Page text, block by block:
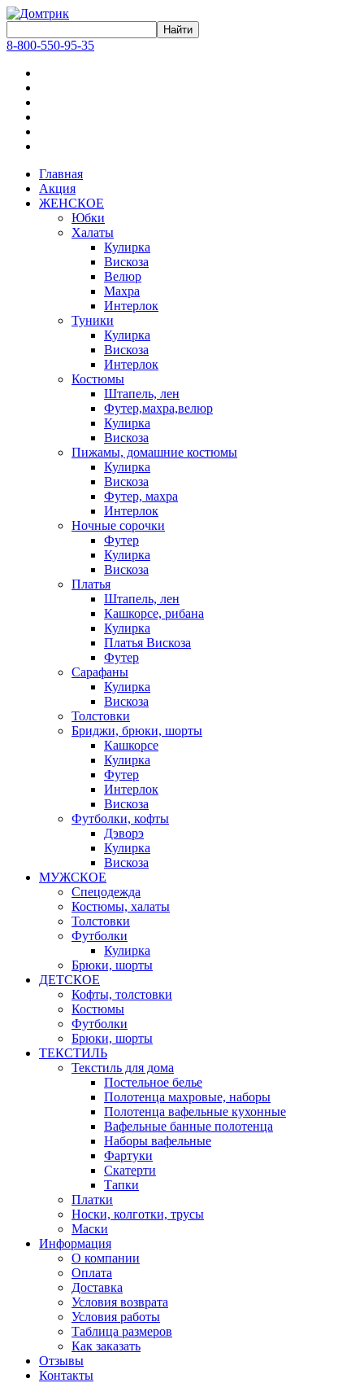
8-800-550-95-35
Главная
Акция
ЖЕНСКОЕ
Юбки
Халаты
Кулирка
Вискоза
Велюр
Махра
Интерлок
Туники
Кулирка
Вискоза
Интерлок
Костюмы
Штапель, лен
Футер,махра,велюр
Кулирка
Вискоза
Пижамы, домашние костюмы
Кулирка
Вискоза
Футер, махра
Интерлок
Ночные сорочки
Футер
Кулирка
Вискоза
Платья
Штапель, лен
Кашкорсе, рибана
Кулирка
Платья Вискоза
Футер
Сарафаны
Кулирка
Вискоза
Толстовки
Бриджи, брюки, шорты
Кашкорсе
Кулирка
Футер
Интерлок
Вискоза
Футболки, кофты
Дэворэ
Кулирка
Вискоза
МУЖСКОЕ
Спецодежда
Костюмы, халаты
Толстовки
Футболки
Кулирка
Брюки, шорты
ДЕТСКОЕ
Кофты, толстовки
Костюмы
Футболки
Брюки, шорты
ТЕКСТИЛЬ
Текстиль для дома
Постельное белье
Полотенца махровые, наборы
Полотенца вафельные кухонные
Вафельные банные полотенца
Наборы вафельные
Фартуки
Скатерти
Тапки
Платки
Носки, колготки, трусы
Маски
Информация
О компании
Оплата
Доставка
Условия возврата
Условия работы
Таблица размеров
Как заказать
Отзывы
Контакты